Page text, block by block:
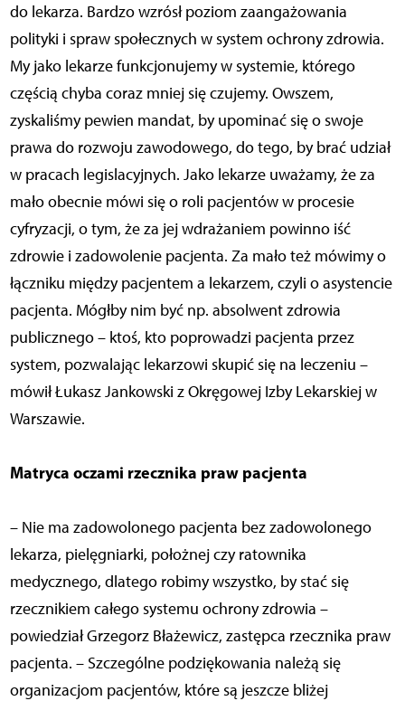
do lekarza. Bardzo wzrósł poziom zaangażowania
polityki i spraw społecznych w system ochrony zdrowia.
My jako lekarze funkcjonujemy w systemie, którego
częścią chyba coraz mniej się czujemy. Owszem,
zyskaliśmy pewien mandat, by upominać się o swoje
prawa do rozwoju zawodowego, do tego, by brać udział
w pracach legislacyjnych. Jako lekarze uważamy, że za
mało obecnie mówi się o roli pacjentów w procesie
cyfryzacji, o tym, że za jej wdrażaniem powinno iść
zdrowie i zadowolenie pacjenta. Za mało też mówimy o
łączniku między pacjentem a lekarzem, czyli o asystencie
pacjenta. Mógłby nim być np. absolwent zdrowia
publicznego – ktoś, kto poprowadzi pacjenta przez
system, pozwalając lekarzowi skupić się na leczeniu –
mówił Łukasz Jankowski z Okręgowej Izby Lekarskiej w
Warszawie.
Matryca oczami rzecznika praw pacjenta
– Nie ma zadowolonego pacjenta bez zadowolonego
lekarza, pielęgniarki, położnej czy ratownika
medycznego, dlatego robimy wszystko, by stać się
rzecznikiem całego systemu ochrony zdrowia –
powiedział Grzegorz Błażewicz, zastępca rzecznika praw
pacjenta. – Szczególne podziękowania należą się
organizacjom pacjentów, które są jeszcze bliżej